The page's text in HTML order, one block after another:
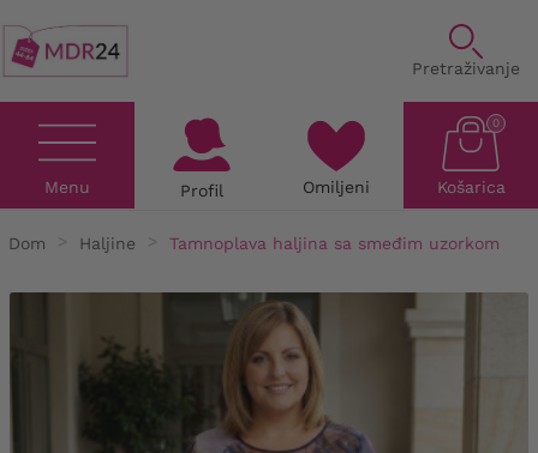
Pretraživanje
Menu Profil Omiljeni Košarica
0
Dom Haljine Tamnoplava haljina sa smeđim uzorkom